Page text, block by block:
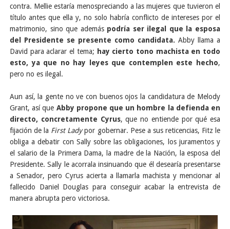
contra. Mellie estaría menospreciando a las mujeres que tuvieron el
título antes que ella y, no solo habría conflicto de intereses por el
matrimonio, sino que además podría ser ilegal que la esposa
del Presidente se presente como candidata. Abby llama a
David para aclarar el tema; hay cierto tono machista en todo
esto, ya que no hay leyes que contemplen este hecho,
pero no es ilegal.
Aun así, la gente no ve con buenos ojos la candidatura de Melody
Grant, así que Abby propone que un hombre la defienda en
directo, concretamente Cyrus, que no entiende por qué esa
fijación de la First Ladypor gobernar. Pese a sus reticencias, Fitz le
obliga a debatir con Sally sobre las obligaciones, los juramentos y
el salario de la Primera Dama, la madre de la Nación, la esposa del
Presidente. Sally le acorrala insinuando que él desearía presentarse
a Senador, pero Cyrus acierta a llamarla machista y mencionar al
fallecido Daniel Douglas para conseguir acabar la entrevista de
manera abrupta pero victoriosa.